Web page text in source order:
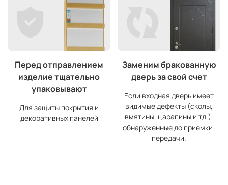
Перед отправлением
изделие тщательно
упаковывают
Для защиты покрытия и
декоративных панелей
Заменим бракованную
дверь за свой счет
Если входная дверь имеет
видимые дефекты (сколы,
вмятины, царапины и тд.),
обнаруженные до приемки-
передачи.